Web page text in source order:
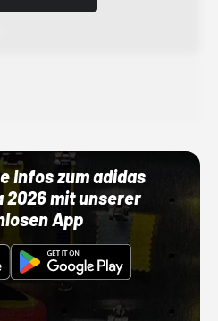
Infos zum adidas
2026 mit unserer
App